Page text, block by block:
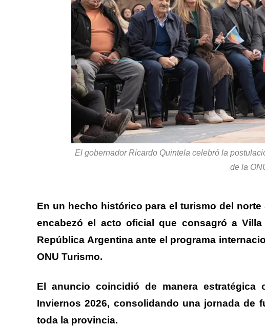
El gobernador Ricardo Quintela celebró la
de la
En un hecho histórico para el turismo del
encabezó el acto oficial que consagró a
República Argentina ante el programa
ONU Turismo.
El anuncio coincidió de manera estratégica
Inviernos 2026, consolidando una jornada de
toda la provincia.